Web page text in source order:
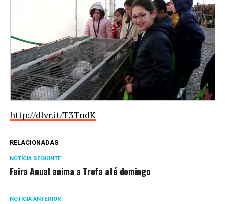
http://dlvr.it/T3TndK
RELACIONADAS
NOTÍCIA SEGUINTE
Feira Anual anima a Trofa até domingo
NOTÍCIA ANTERIOR